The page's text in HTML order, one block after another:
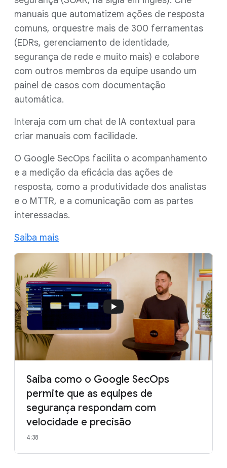
manuais que automatizem ações de resposta
comuns, orquestre mais de 300 ferramentas
(EDRs, gerenciamento de identidade,
segurança de rede e muito mais) e colabore
com outros membros da equipe usando um
painel de casos com documentação
automática.
Interaja com um chat de IA contextual para
criar manuais com facilidade.
O Google SecOps facilita o acompanhamento
e a medição da eficácia das ações de
resposta, como a produtividade dos analistas
e o MTTR, e a comunicação com as partes
interessadas.
Saiba mais
Saiba como o Google SecOps
permite que as equipes de
segurança respondam com
velocidade e precisão
4:38